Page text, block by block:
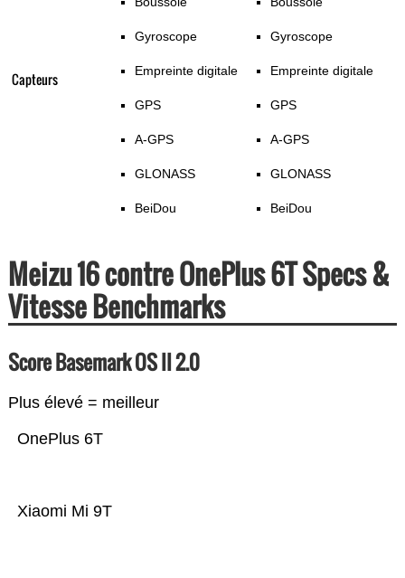
Capteurs
Gyroscope
Empreinte digitale
GPS
A-GPS
GLONASS
BeiDou
Gyroscope
Empreinte digitale
GPS
A-GPS
GLONASS
BeiDou
Meizu 16 contre OnePlus 6T Specs &
Vitesse Benchmarks
Score Basemark OS II 2.0
Plus élevé = meilleur
Xiaomi Mi 9T
OnePlus 6T